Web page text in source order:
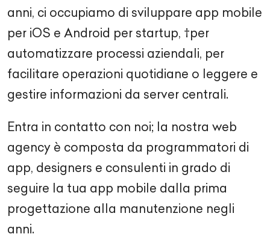
anni, ci occupiamo di sviluppare app mobile
per iOS e Android per startup, †per
automatizzare processi aziendali, per
facilitare operazioni quotidiane o leggere e
gestire informazioni da server centrali.
Entra in contatto con noi; la nostra web
agency è composta da programmatori di
app, designers e consulenti in grado di
seguire la tua app mobile dalla prima
progettazione alla manutenzione negli
anni.